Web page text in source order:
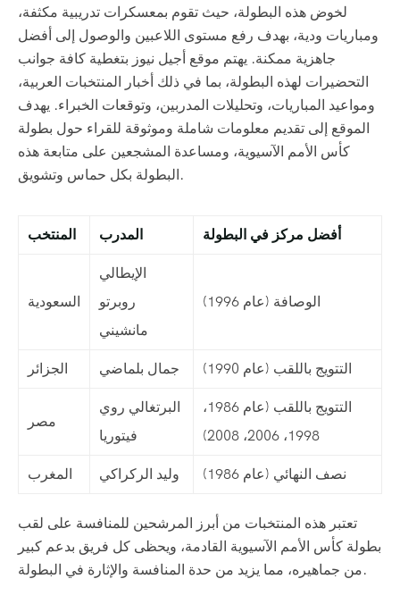
لخوض هذه البطولة، حيث تقوم بمعسكرات تدريبية مكثفة،
ومباريات ودية، بهدف رفع مستوى اللاعبين والوصول إلى أفضل
جاهزية ممكنة. يهتم موقع أجيل نيوز بتغطية كافة جوانب
التحضيرات لهذه البطولة، بما في ذلك أخبار المنتخبات العربية،
ومواعيد المباريات، وتحليلات المدربين، وتوقعات الخبراء. يهدف
الموقع إلى تقديم معلومات شاملة وموثوقة للقراء حول بطولة
كأس الأمم الآسيوية، ومساعدة المشجعين على متابعة هذه
البطولة بكل حماس وتشويق.
المنتخب المدرب أفضل مركز في البطولة
السعودية
الإيطالي
روبرتو
مانشيني
الوصافة (عام 1996)
الجزائر جمال بلماضي التتويج باللقب (عام 1990)
مصر
البرتغالي روي
فيتوريا
التتويج باللقب (عام 1986،
1998، 2006، 2008)
المغرب وليد الركراكي نصف النهائي (عام 1986)
تعتبر هذه المنتخبات من أبرز المرشحين للمنافسة على لقب
بطولة كأس الأمم الآسيوية القادمة، ويحظى كل فريق بدعم كبير
من جماهيره، مما يزيد من حدة المنافسة والإثارة في البطولة.